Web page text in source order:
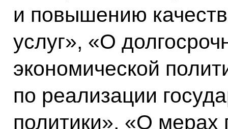
и повышению
услуг», «О
экономической
по реализации
политики», «О мерах